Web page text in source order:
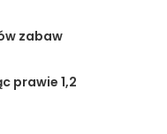
zabaw
prawie 1,2